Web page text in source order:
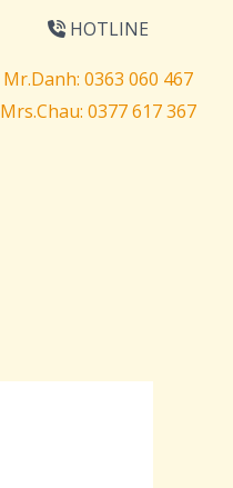
HOTLINE
Mr.Danh: 0363 060 467
Mrs.Chau: 0377 617 367